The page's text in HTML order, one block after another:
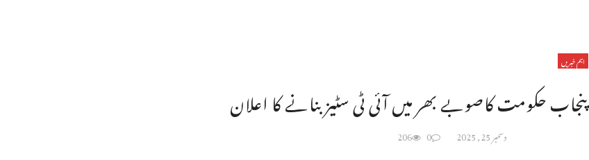
اہم خبریں
پنجاب حکومت کاصوبے بھر میں آئی ٹی سٹیز بنانے کا اعلان
دسمبر 25, 2025 0
206